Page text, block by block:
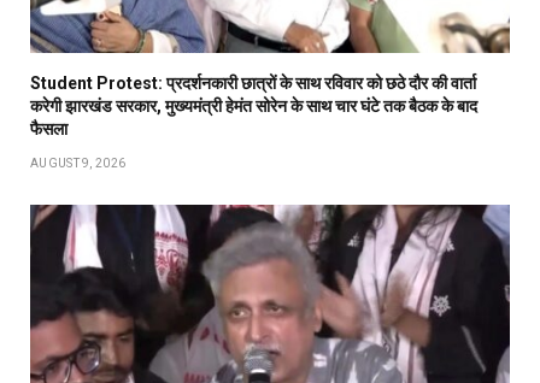
Student Protest: प्रदर्शनकारी छात्रों के साथ रविवार को छठे दौर की वार्ता
करेगी झारखंड सरकार, मुख्यमंत्री हेमंत सोरेन के साथ चार घंटे तक बैठक के बाद
फैसला
AUGUST 9, 2026